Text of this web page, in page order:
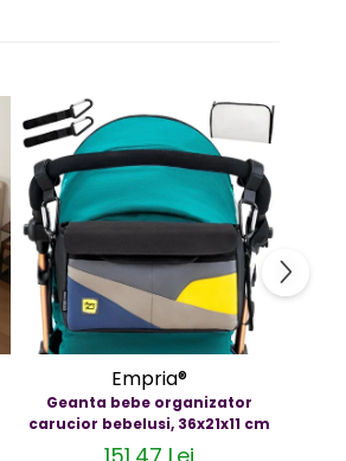
Empria®
Geanta bebe organizator
carucior bebelusi, 36x21x11 cm